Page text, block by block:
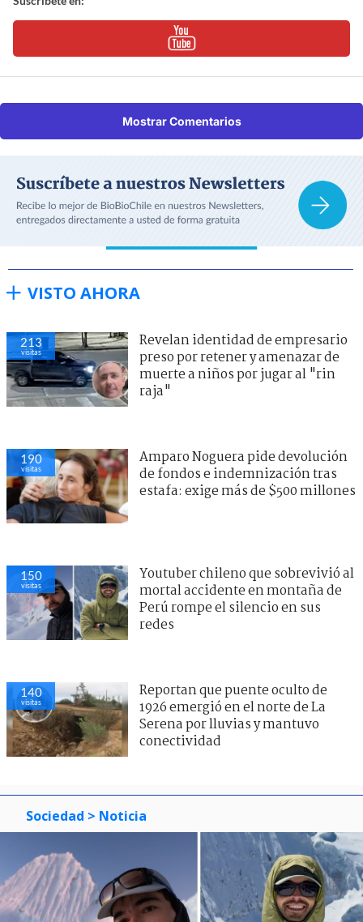
Mostrar Comentarios
VISTO AHORA
213
visitas
Revelan identidad de empresario
preso por retener y amenazar de
muerte a niños por jugar al "rin
raja"
190
visitas
Amparo Noguera pide devolución
de fondos e indemnización tras
estafa: exige más de $500 millones
150
visitas
Youtuber chileno que sobrevivió al
mortal accidente en montaña de
Perú rompe el silencio en sus
redes
140
visitas
Reportan que puente oculto de
1926 emergió en el norte de La
Serena por lluvias y mantuvo
conectividad
Sociedad > Noticia